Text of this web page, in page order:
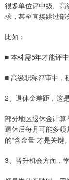
很多单位评中级、
求，甚至直接跳过部
比如：
■ 本科需5年才能评
■ 高级职称评审中，
2、退休金差距，这
部分地区退休金计算
退休后每月可能多
的“含金量”才是关键。
3、晋升机会方面，